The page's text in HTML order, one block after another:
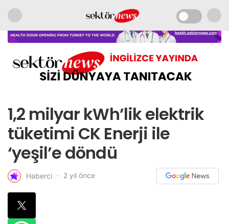
1,2 milyar kWh’lik elektrik
tüketimi CK Enerji ile
‘yeşil’e döndü
Haberci 2 yıl önce